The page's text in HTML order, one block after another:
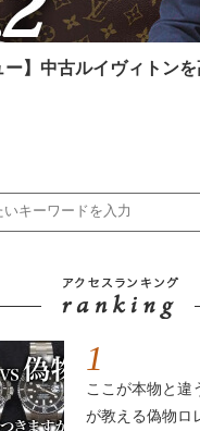
ー】中古ルイヴィトン
1
ここが本物と違
が教える偽物ロ